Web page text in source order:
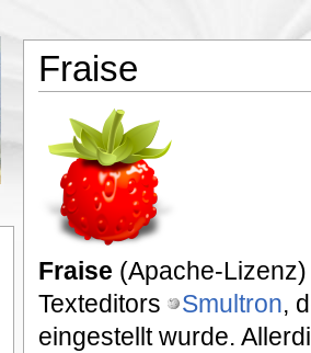
Fraise
Fraise (Apache-
Texteditors
Smultron,
eingestellt wurde.